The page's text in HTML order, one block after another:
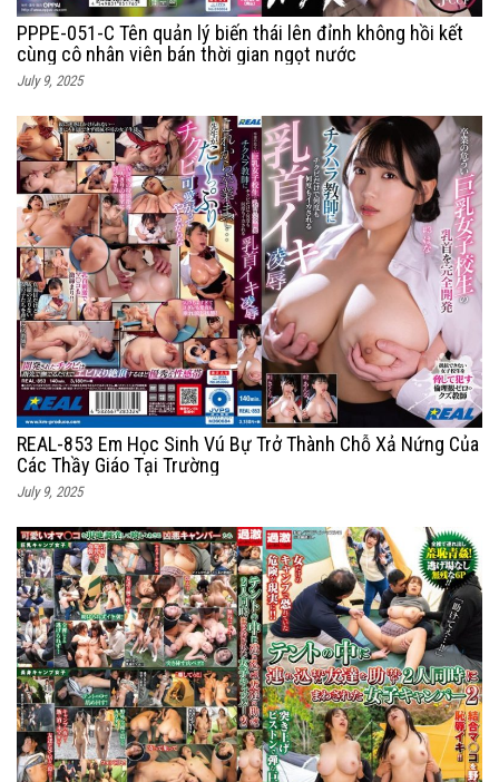
PPPE-051-C Tên quản lý biến thái lên đỉnh không hồi kết
cùng cô nhân viên bán thời gian ngọt nước
July 9, 2025
REAL-853 Em Học Sinh Vú Bự Trở Thành Chỗ Xả Nứng Của
Các Thầy Giáo Tại Trường
July 9, 2025